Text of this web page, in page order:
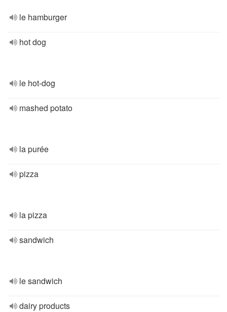
le hamburger
hot dog
le hot-dog
mashed potato
la purée
pizza
la pizza
sandwich
le sandwich
dairy products